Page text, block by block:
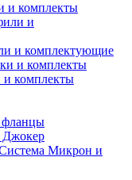
и комплекты
и комплектующие
и комплекты
Джокер
Микрон и